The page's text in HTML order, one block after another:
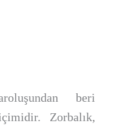
beri
Zorbalık,